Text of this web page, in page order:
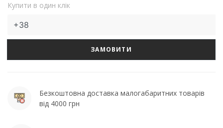
Купити в один клік
ЗАМОВИТИ
Безкоштовна доставка малогабаритних товарів
від 4000 грн